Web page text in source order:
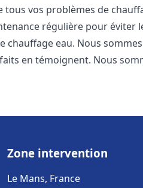
tous vos problèmes de
régulière pour éviter
chauffage eau. Nous
en témoignent. Nous
Zone intervention
Le Mans, France